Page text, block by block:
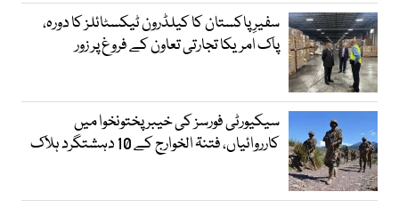
سفیرِ پاکستان کا کیلڈرون ٹیکسٹائلز کا دورہ،
پاک امریکا تجارتی تعاون کے فروغ پر زور
سیکیورٹی فورسز کی خیبر پختونخوا میں
کارروائیاں، فتنۃ الخوارج کے 10 دہشتگرد ہلاک